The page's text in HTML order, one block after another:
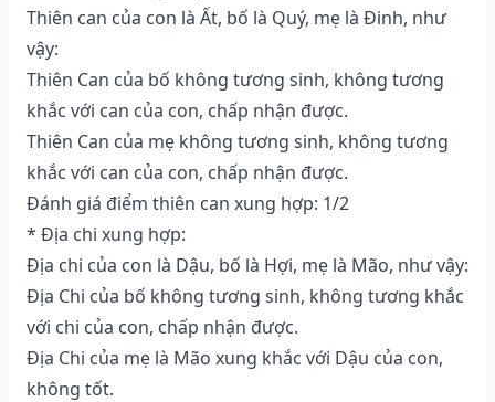
Thiên can của con là Ất, bố là Quý, mẹ là Đinh, như
vậy:
Thiên Can của bố không tương sinh, không tương
khắc với can của con, chấp nhận được.
Thiên Can của mẹ không tương sinh, không tương
khắc với can của con, chấp nhận được.
Đánh giá điểm thiên can xung hợp: 1/2
* Địa chi xung hợp:
Địa chi của con là Dậu, bố là Hợi, mẹ là Mão, như vậy:
Địa Chi của bố không tương sinh, không tương khắc
với chi của con, chấp nhận được.
Địa Chi của mẹ là Mão xung khắc với Dậu của con,
không tốt.